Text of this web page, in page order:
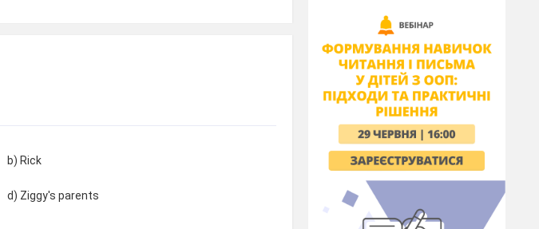
b) Rick
d) Ziggy's parents